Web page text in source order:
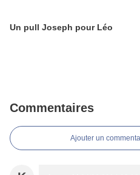
Un pull Joseph pour Léo
Commentaires
Ajouter un